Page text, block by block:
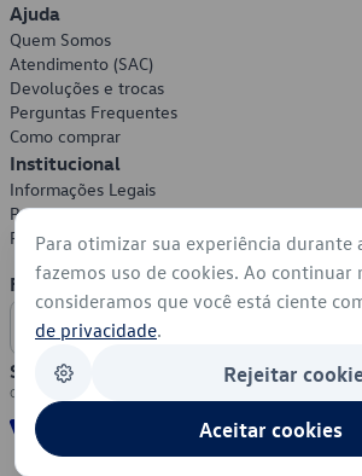
Ajuda
Quem Somos
Atendimento (SAC)
Devoluções e trocas
Perguntas Frequentes
Como comprar
Institucional
Informações Legais
Política de Privacidade
Política de Cookies
Formas de Pagamento
Segurança
Para otimizar sua experiência durante
fazemos uso de cookies. Ao continuar
consideramos que você está ciente
de privacidade.
Rejeitar
Aceitar cookies